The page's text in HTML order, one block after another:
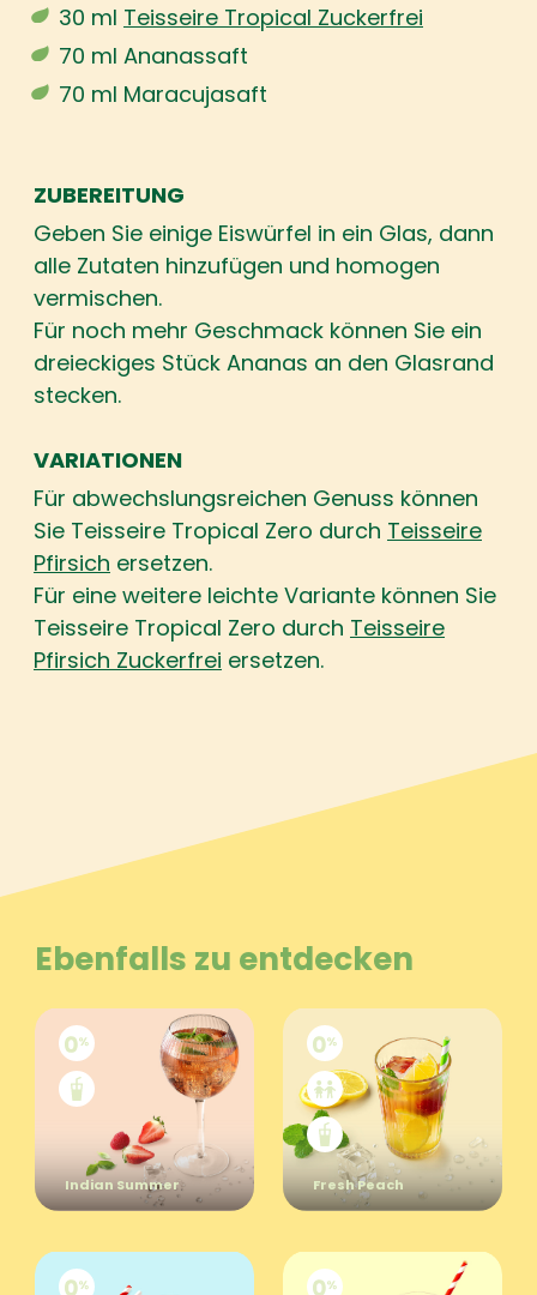
30 ml Teisseire Tropical Zuckerfrei
70 ml Ananassaft
70 ml Maracujasaft
ZUBEREITUNG
Geben Sie einige Eiswürfel in ein Glas, dann
alle Zutaten hinzufügen und homogen
vermischen.
Für noch mehr Geschmack können Sie ein
dreieckiges Stück Ananas an den Glasrand
stecken.
VARIATIONEN
Für abwechslungsreichen Genuss können
Sie Teisseire Tropical Zero durch Teisseire
Pfirsich ersetzen.
Für eine weitere leichte Variante können Sie
Teisseire Tropical Zero durch Teisseire
Pfirsich Zuckerfrei ersetzen.
Ebenfalls zu entdecken
Indian Summer Fresh Peach